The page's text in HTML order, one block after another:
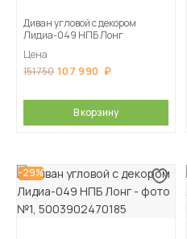
Диван угловой с декором
Лидиа-049 НПБ Лонг
Цена
151 750 107 990
В корзину
-29%